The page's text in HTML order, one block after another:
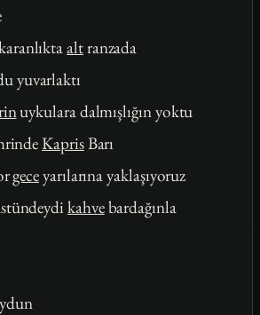
altranzada
yuvarlaktı
uykulara dalmışlığın yoktu
KaprisBarı
geceyarılarına yaklaşıyoruz
kahvebardağınla